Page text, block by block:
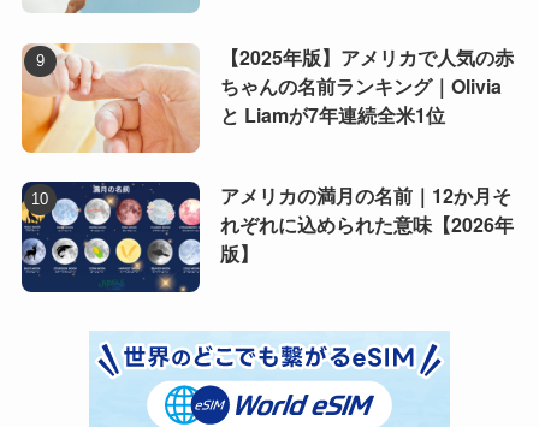
【2025年版】アメリカで人気の赤
ちゃんの名前ランキング｜Olivia
と Liamが7年連続全米1位
アメリカの満月の名前｜12か月そ
れぞれに込められた意味【2026年
版】